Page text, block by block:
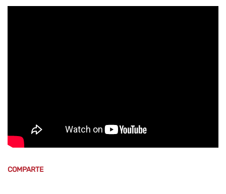
COMPARTE